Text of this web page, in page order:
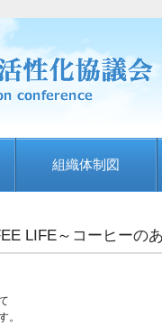
組織体制図
LIFE～コーヒーの
。